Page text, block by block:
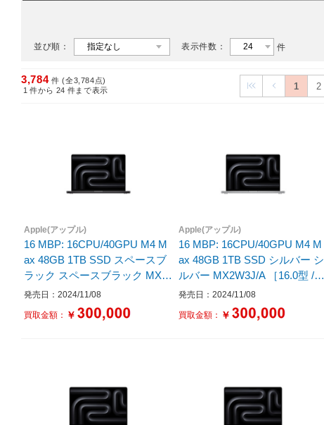
並び順： 表示件数： 件
3,784 件 (全3,784点)
1 件から 24 件まで表示 1 2
Apple(アップル)
16 MBP: 16CPU/40GPU M4 M
ax 48GB 1TB SSD スペースブ
ラック スペースブラック MX3
13J/A ［16.0型 /Mac OS /Apple
M4 /メモリ：48GB /SSD：1TB
/無し /日本語版キーボード /202
発売日：2024/11/08
買取金額： ￥
Apple(アップル)
16 MBP: 16CPU/40GPU M4 M
ax 48GB 1TB SSD シルバー シ
ルバー MX2W3J/A ［16.0型 /M
ac OS /Apple M4 /メモリ：48G
B /SSD：1TB /無し /日本語版
キーボード /2024年10月モデ
発売日：2024/11/08
買取金額： ￥